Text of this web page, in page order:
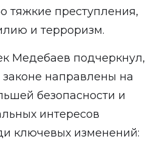
тяжкие преступления,
и терроризм.
Медебаев подчеркнул,
направлены на
безопасности и
интересов
ключевых изменений: